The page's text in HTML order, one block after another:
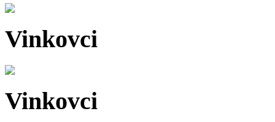
Vinkovci
Vinkovci